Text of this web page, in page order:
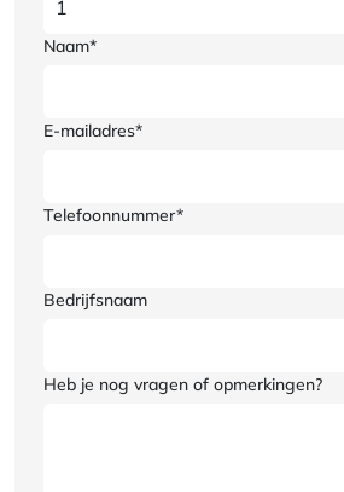
Naam*
E-mailadres*
Telefoonnummer*
Bedrijfsnaam
Heb je nog vragen of opmerkingen?